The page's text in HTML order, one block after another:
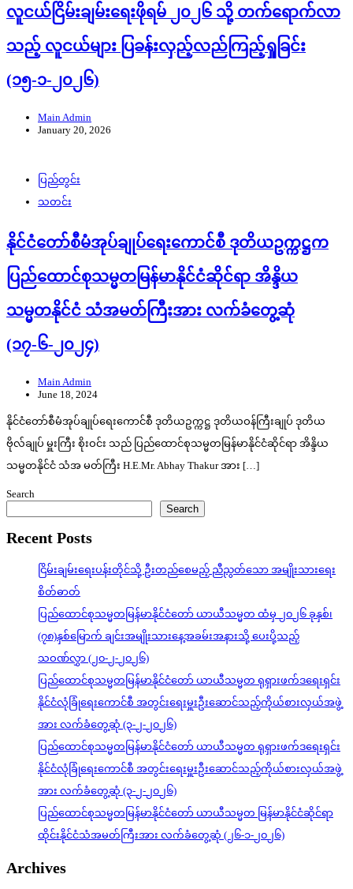
လူငယ်ငြိမ်းချမ်းရေးဖိုရမ် ၂၀၂၆ သို့ တက်ရောက်လာ
သည့် လူငယ်များ ပြခန်းလှည့်လည်ကြည့်ရှုခြင်း
(၁၅-၁-၂၀၂၆)
Main Admin
January 20, 2026
ပြည်တွင်း
သတင်း
နိုင်ငံတော်စီမံအုပ်ချုပ်ရေးကောင်စီ ဒုတိယဥက္ကဋ္ဌက
ပြည်ထောင်စုသမ္မတမြန်မာနိုင်ငံဆိုင်ရာ အိန္ဒိယ
သမ္မတနိုင်ငံ သံအမတ်ကြီးအား လက်ခံတွေ့ဆုံ
(၁၇-၆-၂၀၂၄)
Main Admin
June 18, 2024
နိုင်ငံတော်စီမံအုပ်ချုပ်ရေးကောင်စီ ဒုတိယဥက္ကဋ္ဌ ဒုတိယဝန်ကြီးချုပ် ဒုတိယ
ဗိုလ်ချုပ် မှူးကြီး စိုးဝင်း သည် ပြည်ထောင်စုသမ္မတမြန်မာနိုင်ငံဆိုင်ရာ အိန္ဒိယ
သမ္မတနိုင်ငံ သံအ မတ်ကြီး H.E.Mr. Abhay Thakur အား […]
Search
Search
Recent Posts
ငြိမ်းချမ်းရေးပန်းတိုင်သို့ ဦးတည်စေမည့် ညီညွတ်သော အမျိုးသားရေး
စိတ်ဓာတ်
ပြည်ထောင်စုသမ္မတမြန်မာနိုင်ငံတော် ယာယီသမ္မတ ထံမှ ၂၀၂၆ ခုနှစ်၊
(၇၈)နှစ်မြောက် ချင်းအမျိုးသားနေ့အခမ်းအနားသို့ ပေးပို့သည့်
သဝဏ်လွှာ (၂၀-၂-၂၀၂၆)
ပြည်ထောင်စုသမ္မတမြန်မာနိုင်ငံတော် ယာယီသမ္မတ ရုရှားဖက်ဒရေးရှင်း
နိုင်ငံလုံခြုံရေးကောင်စီ အတွင်းရေးမှူးဦးဆောင်သည့်ကိုယ်စားလှယ်အဖွဲ့
အား လက်ခံတွေ့ဆုံ (၃-၂-၂၀၂၆)
ပြည်ထောင်စုသမ္မတမြန်မာနိုင်ငံတော် ယာယီသမ္မတ ရုရှားဖက်ဒရေးရှင်း
နိုင်ငံလုံခြုံရေးကောင်စီ အတွင်းရေးမှူးဦးဆောင်သည့်ကိုယ်စားလှယ်အဖွဲ့
အား လက်ခံတွေ့ဆုံ (၃-၂-၂၀၂၆)
ပြည်ထောင်စုသမ္မတမြန်မာနိုင်ငံတော် ယာယီသမ္မတ မြန်မာနိုင်ငံဆိုင်ရာ
ထိုင်းနိုင်ငံသံအမတ်ကြီးအား လက်ခံတွေ့ဆုံ (၂၆-၁-၂၀၂၆)
Archives